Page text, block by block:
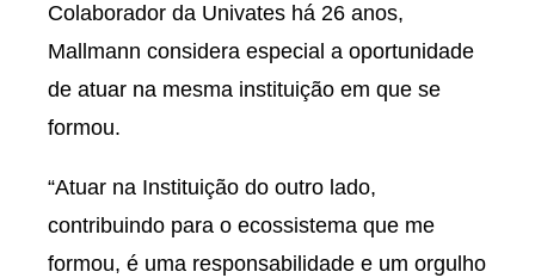
Colaborador da Univates há 26 anos,
Mallmann considera especial a oportunidade
de atuar na mesma instituição em que se
formou.
“Atuar na Instituição do outro lado,
contribuindo para o ecossistema que me
formou, é uma responsabilidade e um orgulho